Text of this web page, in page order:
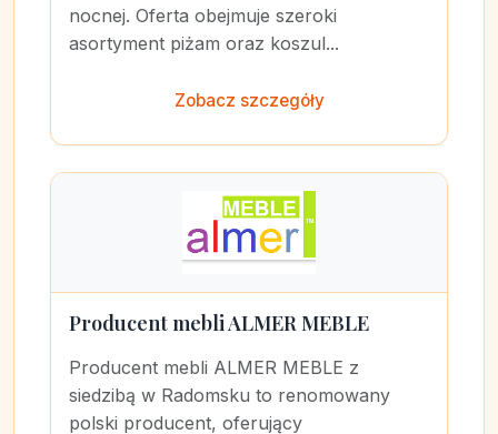
nocnej. Oferta obejmuje szeroki
asortyment piżam oraz koszul...
Zobacz szczegóły
Producent mebli ALMER MEBLE
Producent mebli ALMER MEBLE z
siedzibą w Radomsku to renomowany
polski producent, oferujący